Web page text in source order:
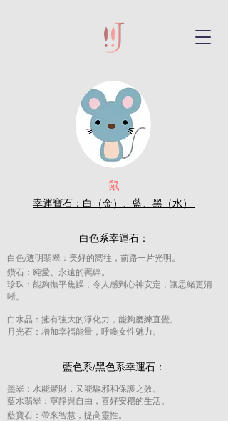
鼠
幸運寶石：白（金）、 藍、黑 （水）
白色系幸運石：
白色/透明翡翠：美好的嚮往，前路一片光明。
鑽石：純愛、永遠的羈絆。
珍珠： 能夠撫平焦躁，令人感到心神安定，讓思緒更清
晰。
白水晶：擁有強大的淨化力，能夠磨練直覺。
月光石：增加幸福能量，呼喚女性魅力。
藍色系/黑色系幸運石：
墨翠：水能聚財，又能驅邪和保護之效。
藍水翡翠：寧靜與自由，喜好安穩的生活。
藍寶石：帶來智慧，提高靈性。